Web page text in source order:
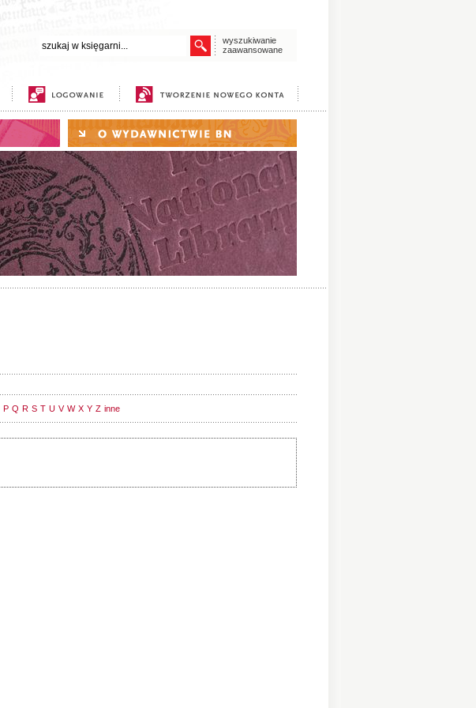
wyszukiwanie
zaawansowane
P Q R S T U V W X Y Z inne